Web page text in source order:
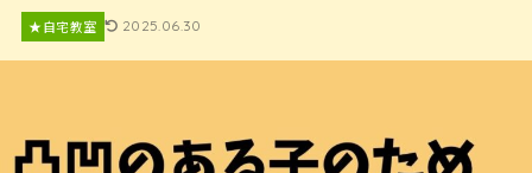
★自宅教室 2025.06.30